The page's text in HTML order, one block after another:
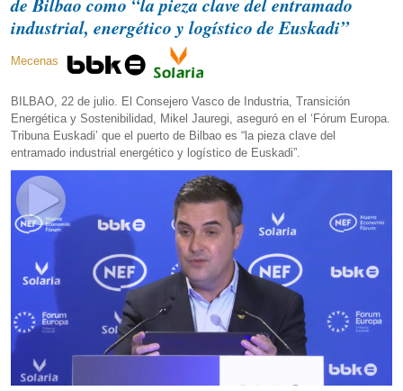
industrial, energético y logístico de Euskadi”
Mecenas
BILBAO, 22 de julio. El Consejero Vasco de Industria, Transición
Energética y Sostenibilidad, Mikel Jauregi, aseguró en el ‘Fórum Europa.
Tribuna Euskadi’ que el puerto de Bilbao es “la pieza clave del
entramado industrial energético y logístico de Euskadi”.